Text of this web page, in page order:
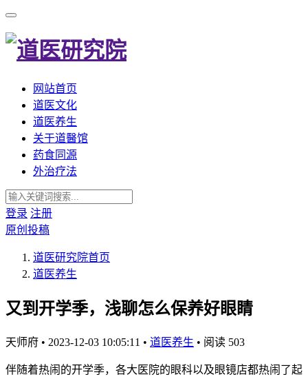
网站首页
道医文化
道医养生
关于道醫馆
药食同源
外治疗法
登录 注册
原创投稿
道医研究院首页
道医养生
又到开学季，浅聊怎么保养好眼睛
天师府 • 2023-12-03 10:05:11 • 道医养生 • 阅读 503
伴随着热闹的开学季，各大医院的眼科以及眼镜店都热闹了起